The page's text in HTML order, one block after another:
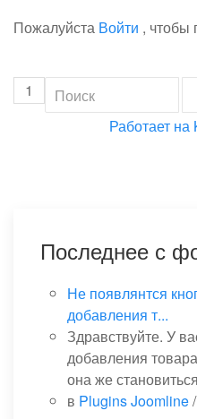
Пожалуйста Войти , чтобы
1
Работает на
Последнее с
Не появлянтся
добавления т...
Здравствуйте. У
добавления
она же
в Plugins Joomline/